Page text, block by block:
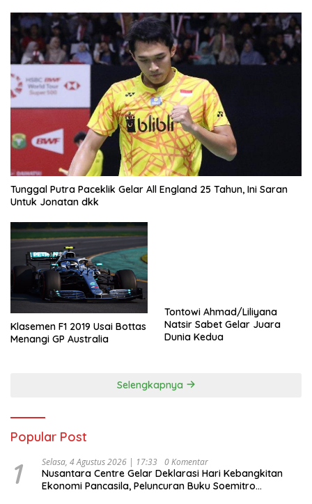
Tunggal Putra Paceklik Gelar All England 25 Tahun, Ini Saran
Untuk Jonatan dkk
Klasemen F1 2019 Usai Bottas
Menangi GP Australia
Tontowi Ahmad/Liliyana
Natsir Sabet Gelar Juara
Dunia Kedua
Selengkapnya
Popular Post
1 Selasa, 4 Agustus 2026 | 17:33 0 Komentar
Nusantara Centre Gelar Deklarasi Hari Kebangkitan
Ekonomi Pancasila, Peluncuran Buku Soemitro